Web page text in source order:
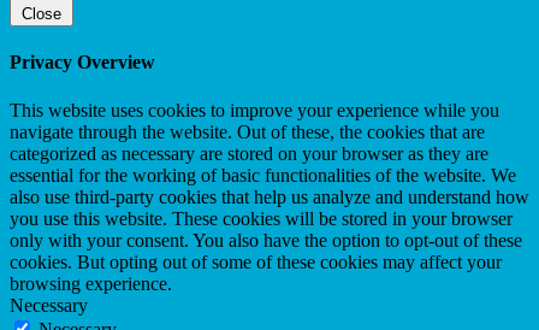
Close
Privacy Overview
This website uses cookies to improve your experience while you
navigate through the website. Out of these, the cookies that are
categorized as necessary are stored on your browser as they are
essential for the working of basic functionalities of the website. We
also use third-party cookies that help us analyze and understand how
you use this website. These cookies will be stored in your browser
only with your consent. You also have the option to opt-out of these
cookies. But opting out of some of these cookies may affect your
browsing experience.
Necessary